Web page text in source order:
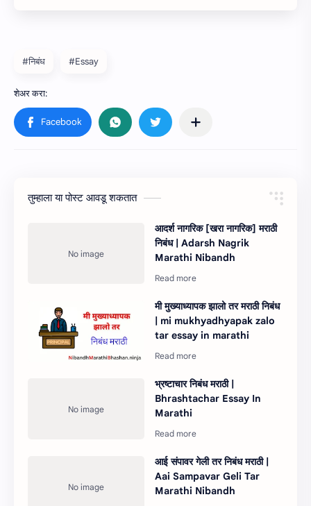
#निबंध #Essay
तुम्‍हाला या पोस्‍ट आवडू शकतात
आदर्श नागरिक [खरा नागरिक] मराठी
निबंध | Adarsh Nagrik
Marathi Nibandh
मी मुख्याध्यापक झालो तर मराठी निबंध
| mi mukhyadhyapak zalo
tar essay in marathi
भ्रष्टाचार निबंध मराठी |
Bhrashtachar Essay In
Marathi
आई संपावर गेली तर निबंध मराठी |
Aai Sampavar Geli Tar
Marathi Nibandh